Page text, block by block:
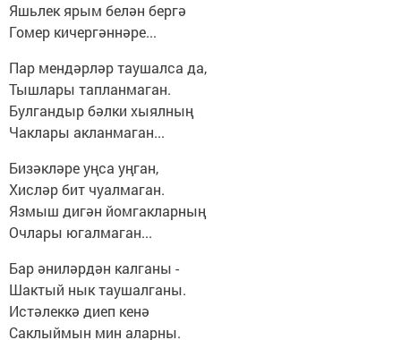
Яшьлек ярым белән бергә
Гомер кичергәннәре...
Пар мендәрләр таушалса да,
Тышлары тапланмаган.
Булгандыр бәлки хыялның
Чаклары акланмаган...
Бизәкләре уңса уңган,
Хисләр бит чуалмаган.
Язмыш дигән йомгакларның
Очлары югалмаган...
Бар әниләрдән калганы -
Шактый нык таушалганы.
Истәлеккә диеп кенә
Саклыймын мин аларны.